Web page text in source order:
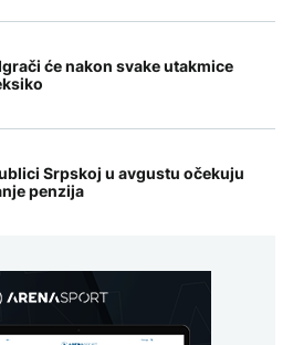
će nakon svake utakmice
Srpskoj u avgustu očekuju
penzija